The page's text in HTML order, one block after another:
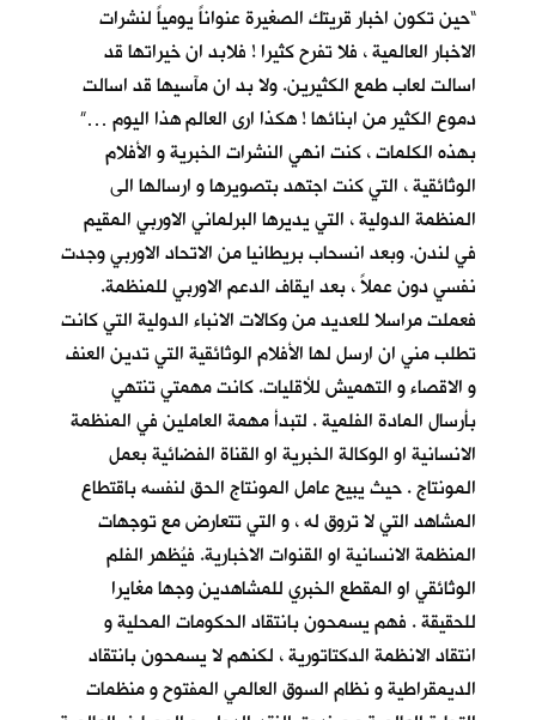
“حين تكون اخبار قريتك الصغيرة عنواناً يومياً لنشرات
الاخبار العالمية ، فلا تفرح كثيرا ! فلابد ان خيراتها قد
اسالت لعاب طمع الكثيرين. ولا بد ان مآسيها قد اسالت
دموع الكثير من ابنائها ! هكذا ارى العالم هذا اليوم …”
بهذه الكلمات ، كنت انهي النشرات الخبرية و الأفلام
الوثائقية ، التي كنت اجتهد بتصويرها و ارسالها الى
المنظمة الدولية ، التي يديرها البرلماني الاوربي المقيم
في لندن. وبعد انسحاب بريطانيا من الاتحاد الاوربي وجدت
نفسي دون عملاً ، بعد ايقاف الدعم الاوربي للمنظمة.
فعملت مراسلا للعديد من وكالات الانباء الدولية التي كانت
تطلب مني ان ارسل لها الأفلام الوثائقية التي تدين العنف
و الاقصاء و التهميش للأقليات. كانت مهمتي تنتهي
بأرسال المادة الفلمية . لتبدأ مهمة العاملين في المنظمة
الانسانية او الوكالة الخبرية او القناة الفضائية بعمل
المونتاج . حيث يبيح عامل المونتاج الحق لنفسه باقتطاع
المشاهد التي لا تروق له ، و التي تتعارض مع توجهات
المنظمة الانسانية او القنوات الاخبارية. فيُظهر الفلم
الوثائقي او المقطع الخبري للمشاهدين وجها مغايرا
للحقيقة . فهم يسمحون بانتقاد الحكومات المحلية و
انتقاد الانظمة الدكتاتورية ، لكنهم لا يسمحون بانتقاد
الديمقراطية و نظام السوق العالمي المفتوح و منظمات